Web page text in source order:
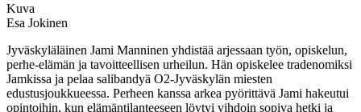
Kuva
Esa Jokinen
Jyväskyläläinen Jami Manninen yhdistää arjessaan työn, opiskelun,
perhe-elämän ja tavoitteellisen urheilun. Hän opiskelee tradenomiksi
Jamkissa ja pelaa salibandyä O2‑Jyväskylän miesten
edustusjoukkueessa. Perheen kanssa arkea pyörittävä Jami hakeutui
opintoihin, kun elämäntilanteeseen löytyi vihdoin sopiva hetki ja